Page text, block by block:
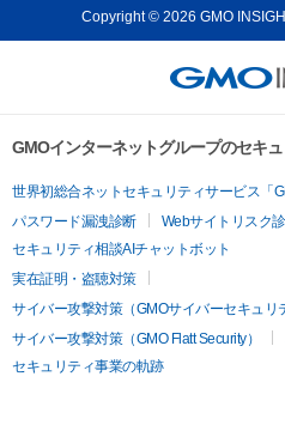
Copyright © 2026 GMO
GMOインターネットグループのセキ
世界初総合ネットセキュリティサービス「
パスワード漏洩診断
Webサイトリスク
セキュリティ相談AIチャットボット
実在証明・盗聴対策
サイバー攻撃対策（GMOサイバーセキュリ
サイバー攻撃対策（GMO Flatt Security）
セキュリティ事業の軌跡